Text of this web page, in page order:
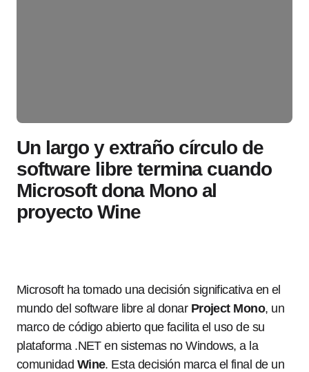
Un largo y extraño círculo de
software libre termina cuando
Microsoft dona Mono al
proyecto Wine
Microsoft ha tomado una decisión significativa en el
mundo del software libre al donar Project Mono, un
marco de código abierto que facilita el uso de su
plataforma .NET en sistemas no Windows, a la
comunidad Wine. Esta decisión marca el final de un